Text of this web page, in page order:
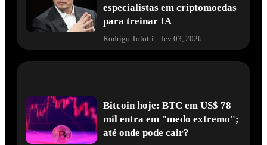
especialistas em criptomoedas
para treinar IA
Rodrigo Tolotti fev 03, 2026
Bitcoin hoje: BTC em US$ 78
mil entra em "medo extremo";
até onde pode cair?